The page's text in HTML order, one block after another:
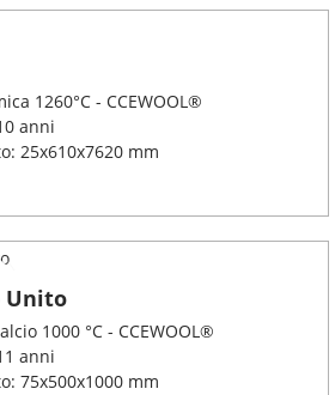
1260°C - CCEWOOL®
anni
25x610x7620 mm
Unito
1000 °C - CCEWOOL®
anni
75x500x1000 mm